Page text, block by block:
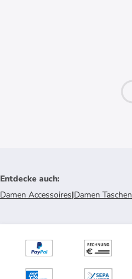
Entdecke auch:
Damen Accessoires|Damen Taschen